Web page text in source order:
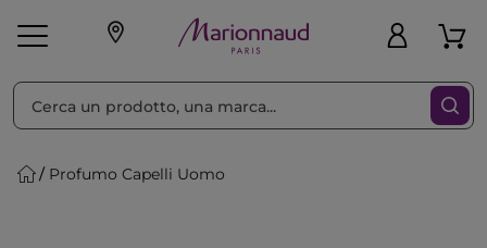
Make-up Profumi
Profumo Capelli Uomo
Ordina per Filtra